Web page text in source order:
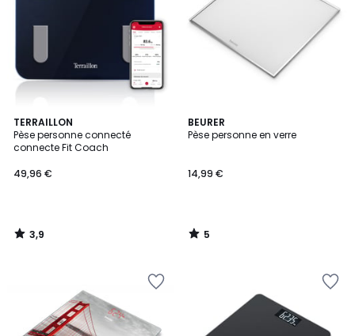
TERRAILLON
Pèse personne connecté
connecte Fit Coach
49,96 €
3,9
/ 5
3,9
/
BEURER
Pèse personne en verre
14,99 €
5
/
5
/